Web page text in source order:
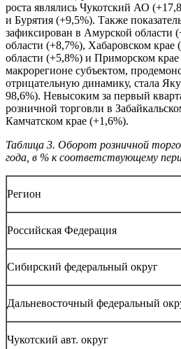
роста являлись Чукотский АО
и Бурятия (+9,5%). Также
зафиксирован в Амурской области
области (+8,7%), Хабаровском крае
области (+5,8%) и Приморском
макрорегионе субъектом,
отрицательную динамику, стала
98,6%). Невысоким за первый
розничной торговли в
Камчатском крае (+1,6%).
Таблица 3. Оборот розничной
года, в % к соответствующему
Регион
Российская Федерация
Сибирский федеральный округ
Дальневосточный федеральный
Чукотский авт. округ